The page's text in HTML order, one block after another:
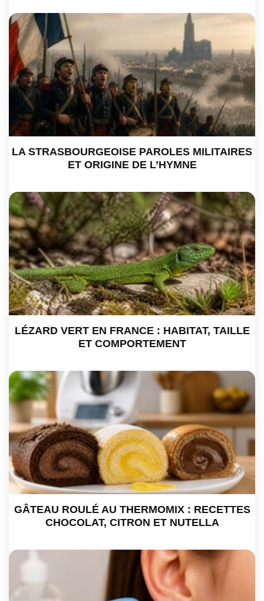
LA STRASBOURGEOISE PAROLES MILITAIRES
ET ORIGINE DE L’HYMNE
LÉZARD VERT EN FRANCE : HABITAT, TAILLE
ET COMPORTEMENT
GÂTEAU ROULÉ AU THERMOMIX : RECETTES
CHOCOLAT, CITRON ET NUTELLA